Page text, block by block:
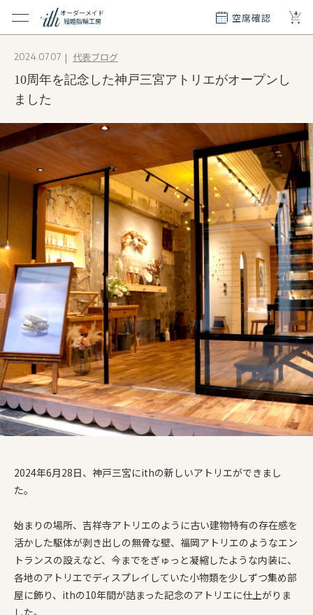
オーダーメイド
結婚指輪工房
空席確認 +
メイド
リー
問
2024.07.07 代表ブログ
10周年を記念した神戸三宮アトリエがオープンし
ました
2024年6月28日、神戸三宮にithの新しいアトリエができまし
た。
始まりの場所、吉祥寺アトリエのように古い建物特有の存在感を
活かした駆体が剥き出しの無骨な壁、福岡アトリエのようなエン
トランスの設えなど、今までをぎゅっと凝縮したような内装に、
各地のアトリエでディスプレイしていた小物類を少しずつ集め部
屋に飾り、ithの10年間が詰まった記念のアトリエに仕上がりま
した。